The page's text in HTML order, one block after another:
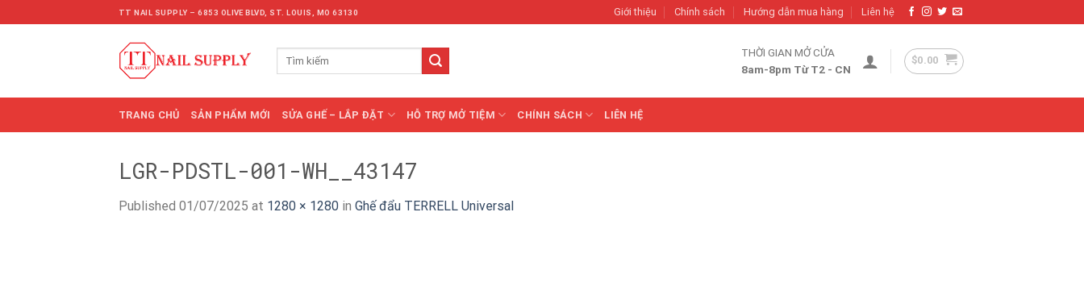
to
TT NAIL SUPPLY – 6853 OLIVE BLVD, ST. LOUIS, MO 63130 Giới thiệu Chính sách Hướng dẫn mua hàng Liên hệ
Tìm
THỜI GIAN MỞ CỬA
8am-8pm Từ T2 - CN
$0.00
TRANG CHỦ SẢN PHẨM MỚI SỬA GHẾ – LẮP ĐẶT HỖ TRỢ MỞ TIỆM CHÍNH SÁCH LIÊN HỆ
LGR-PDSTL-001-WH__43147
Published 01/07/2025 at 1280 × 1280 in Ghế đẩu TERRELL Universal